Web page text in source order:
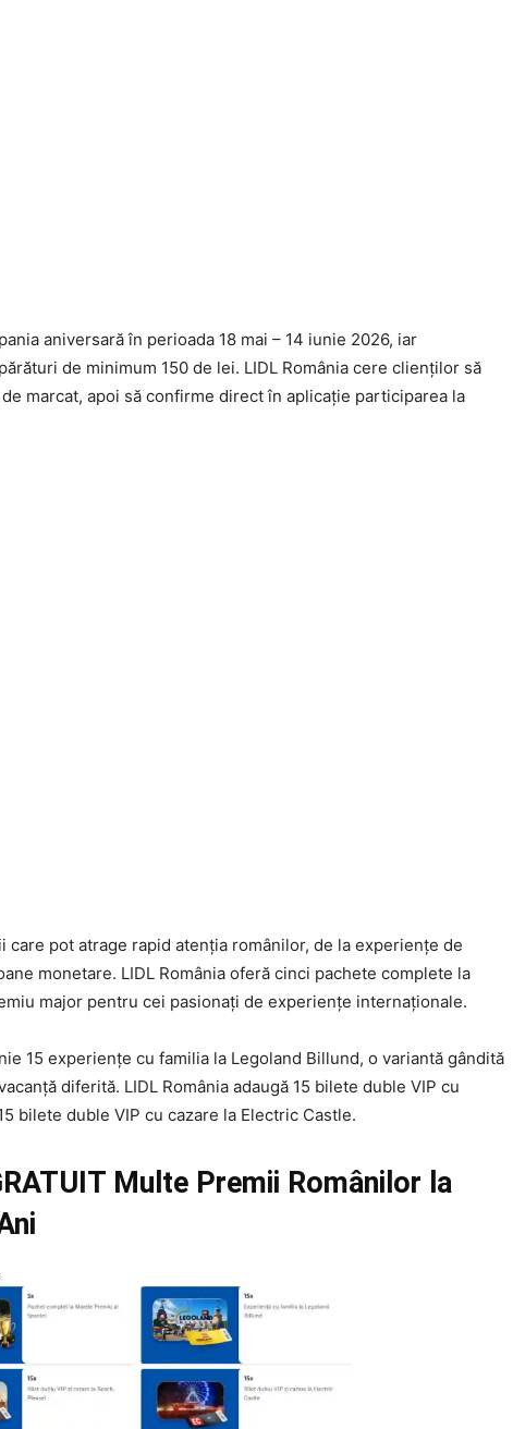
aniversară în perioada 18 mai – 14 iunie 2026, iar
de minimum 150 de lei. LIDL România cere clienților să
marcat, apoi să confirme direct în aplicație participarea la
care pot atrage rapid atenția românilor, de la experiențe de
monetare. LIDL România oferă cinci pachete complete la
major pentru cei pasionați de experiențe internaționale.
15 experiențe cu familia la Legoland Billund, o variantă gândită
diferită. LIDL România adaugă 15 bilete duble VIP cu
bilete duble VIP cu cazare la Electric Castle.
Multe Premii Românilor la